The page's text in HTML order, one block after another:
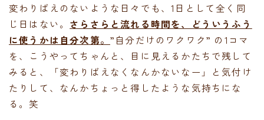
変わりばえのないような日々でも、1日として全く同
じ日はない。 さらさらと流れる時間を、どういうふう
に使うかは自分次第。 ”自分だけのワクワク” の1コマ
を、こうやってちゃんと、目に見えるかたちで残して
みると、「変わりばえなくなんかないなー」と気付け
たりして、なんかちょっと得したような気持ちにな
る。笑